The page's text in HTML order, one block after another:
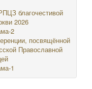
благочестивой
2026
2
посвящённой
Православной
1